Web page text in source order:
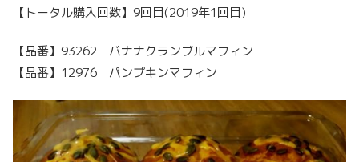
【トータル購入回数】9回目(2019年1回目)
【品番】93262 バナナクランブルマフィン
【品番】12976 パンプキンマフィン